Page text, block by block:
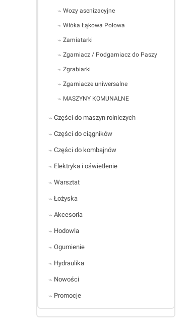
Wozy asenizacyjne
Włóka Łąkowa Polowa
Zamiatarki
Zgarniacz / Podgarniacz do Paszy
Zgrabiarki
Zgarniacze uniwersalne
MASZYNY KOMUNALNE
Części do maszyn rolniczych
Części do ciągników
Części do kombajnów
Elektryka i oświetlenie
Warsztat
Łożyska
Akcesoria
Hodowla
Ogumienie
Hydraulika
Nowości
Promocje
Koniec menu